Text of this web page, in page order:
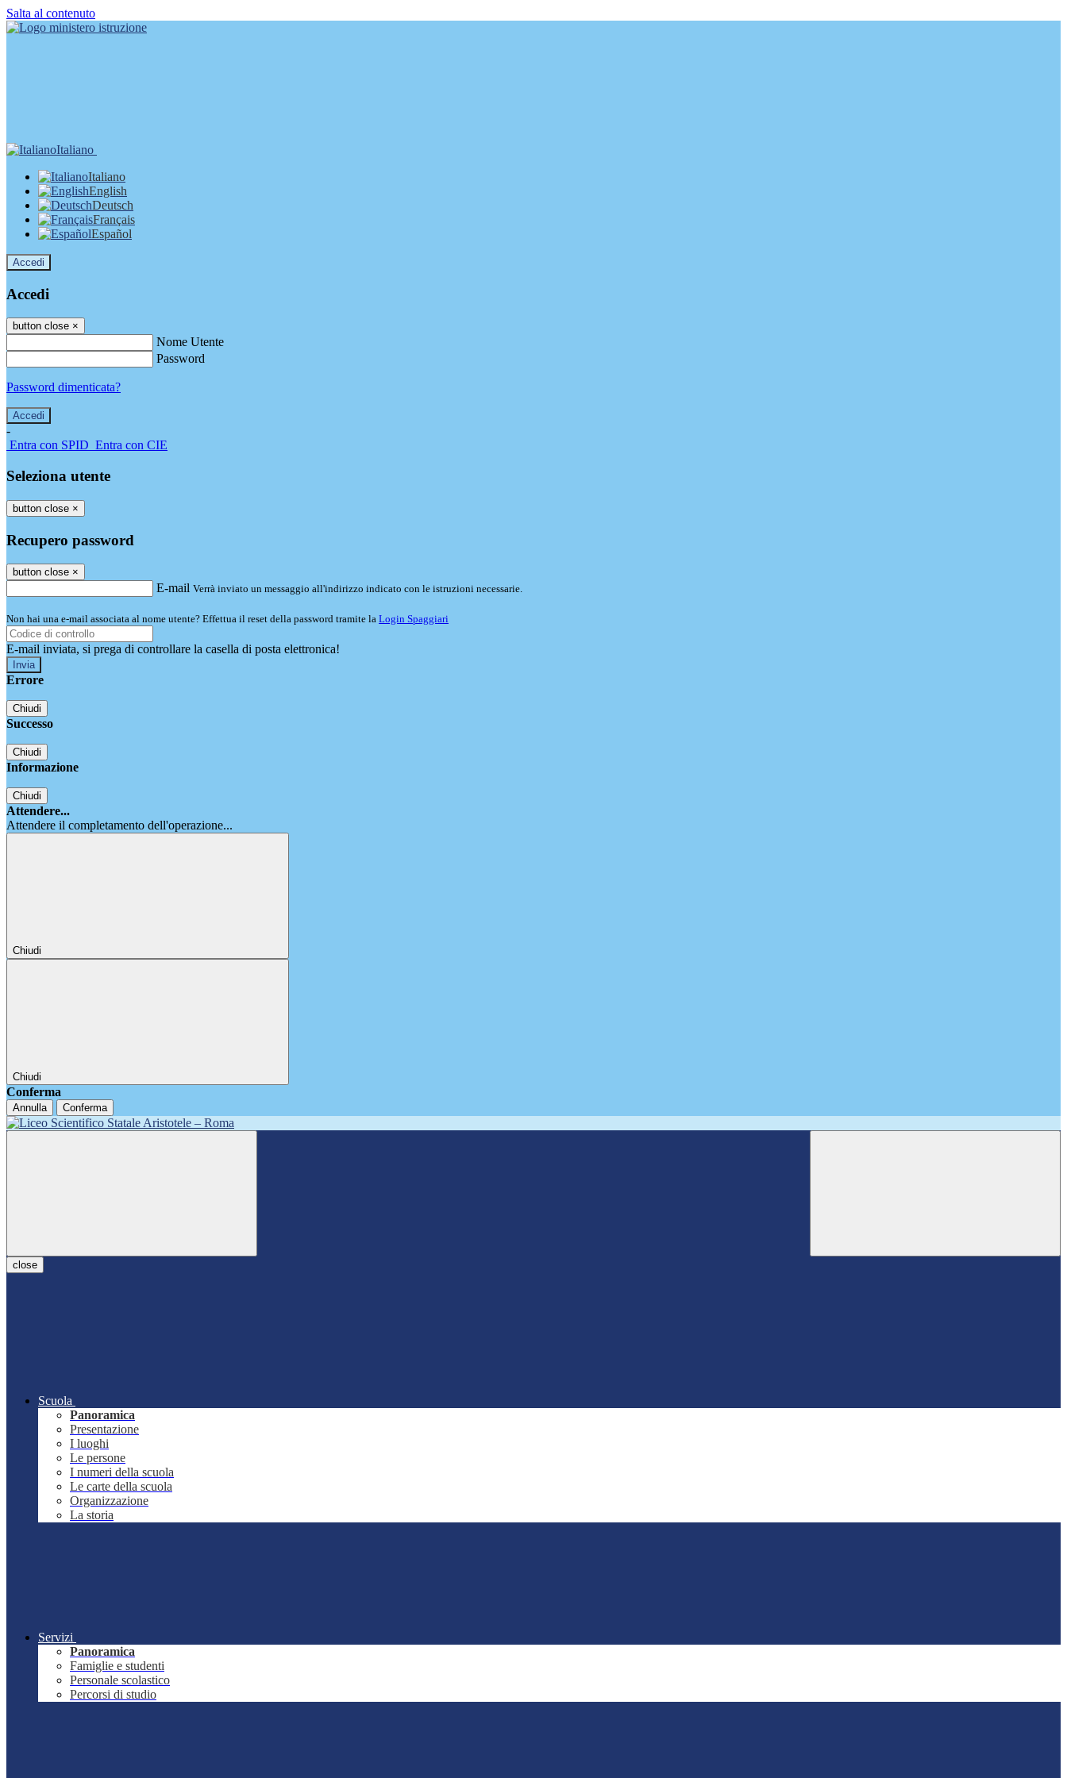
Salta al contenuto
Italiano
Italiano
English
Deutsch
Français
Español
Accedi
Accedi
button close ×
Nome Utente
Password
Password dimenticata?
-
Entra con SPID Entra con CIE
Seleziona utente
button close ×
Recupero password
button close ×
E-mail Verrà inviato un messaggio all'indirizzo indicato con le istruzioni necessarie.
Non hai una e-mail associata al nome utente? Effettua il reset della password tramite la Login Spaggiari
E-mail inviata, si prega di controllare la casella di posta elettronica!
Errore
Chiudi
Successo
Chiudi
Informazione
Chiudi
Attendere...
Attendere il completamento dell'operazione...
Chiudi
Chiudi
Conferma
Annulla Conferma
close
Scuola
Panoramica
Presentazione
I luoghi
Le persone
I numeri della scuola
Le carte della scuola
Organizzazione
La storia
Servizi
Panoramica
Famiglie e studenti
Personale scolastico
Percorsi di studio